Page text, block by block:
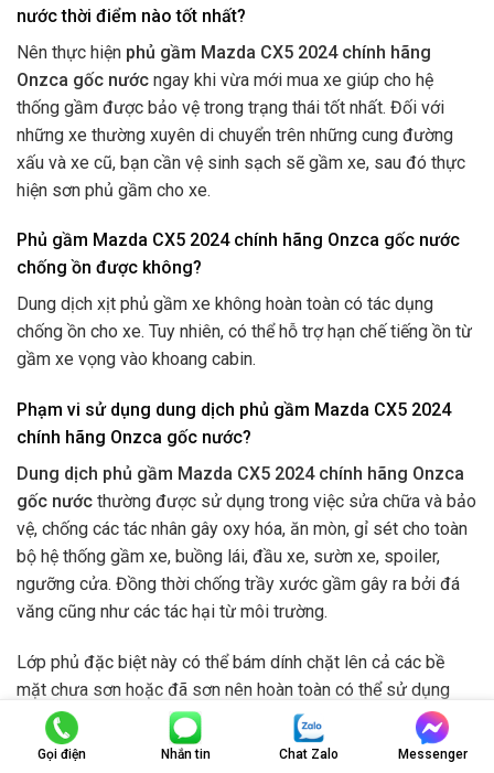
nước thời điểm nào tốt nhất?
Nên thực hiện phủ gầm Mazda CX5 2024 chính hãng
Onzca gốc nước ngay khi vừa mới mua xe giúp cho hệ
thống gầm được bảo vệ trong trạng thái tốt nhất. Đối với
những xe thường xuyên di chuyển trên những cung đường
xấu và xe cũ, bạn cần vệ sinh sạch sẽ gầm xe, sau đó thực
hiện sơn phủ gầm cho xe.
Phủ gầm Mazda CX5 2024 chính hãng Onzca gốc nước
chống ồn được không?
Dung dịch xịt phủ gầm xe không hoàn toàn có tác dụng
chống ồn cho xe. Tuy nhiên, có thể hỗ trợ hạn chế tiếng ồn từ
gầm xe vọng vào khoang cabin.
Phạm vi sử dụng dung dịch phủ gầm Mazda CX5 2024
chính hãng Onzca gốc nước?
Dung dịch phủ gầm Mazda CX5 2024 chính hãng Onzca
gốc nước thường được sử dụng trong việc sửa chữa và bảo
vệ, chống các tác nhân gây oxy hóa, ăn mòn, gỉ sét cho toàn
bộ hệ thống gầm xe, buồng lái, đầu xe, sườn xe, spoiler,
ngưỡng cửa. Đồng thời chống trầy xước gầm gây ra bởi đá
văng cũng như các tác hại từ môi trường.
Lớp phủ đặc biệt này có thể bám dính chặt lên cả các bề
mặt chưa sơn hoặc đã sơn nên hoàn toàn có thể sử dụng
trên các bộ phận mới (tấm khung xe đã được thay).
Trên đây là tất tần tật những thông tin cần thiết về phủ gầm
Gọi điện Nhắn tin Chat Zalo Messenger